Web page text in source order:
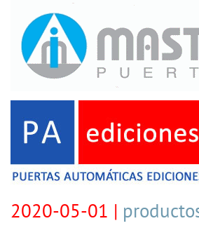
2020-05-01 |